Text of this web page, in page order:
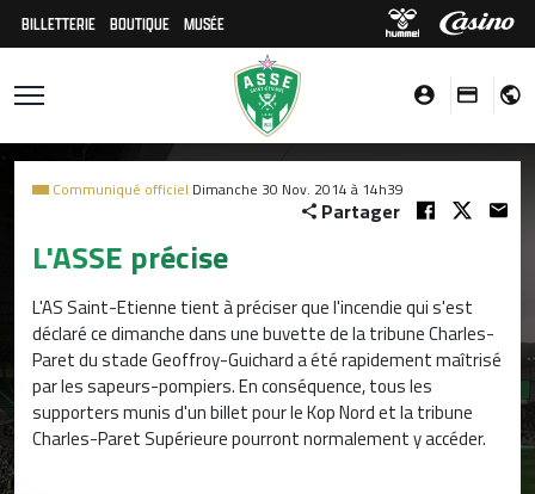
BILLETTERIE BOUTIQUE MUSÉE
Communiqué officiel Dimanche 30 Nov. 2014 à 14h39
Partager
L'ASSE précise
L'AS Saint-Etienne tient à préciser que l'incendie qui s'est
déclaré ce dimanche dans une buvette de la tribune Charles-
Paret du stade Geoffroy-Guichard a été rapidement maîtrisé
par les sapeurs-pompiers. En conséquence, tous les
supporters munis d'un billet pour le Kop Nord et la tribune
Charles-Paret Supérieure pourront normalement y accéder.